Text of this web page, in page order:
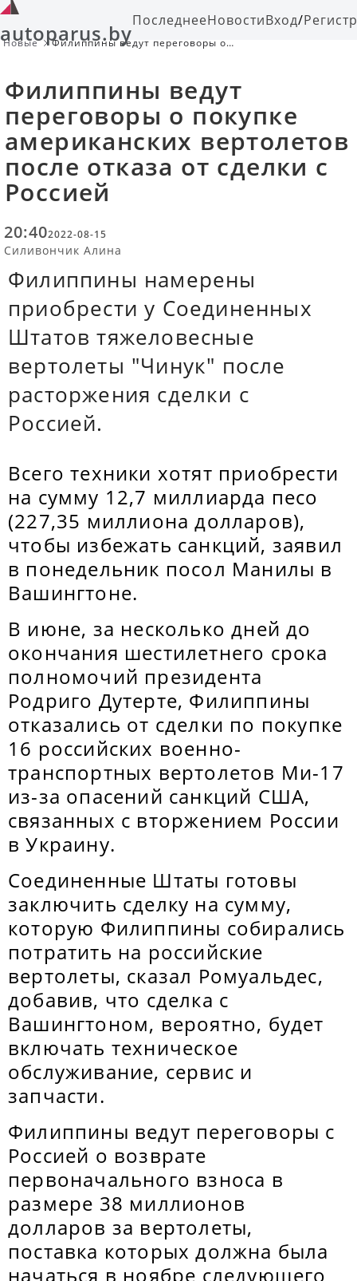
autoparus.byПоследнееНовостиВход/
Новые
Филиппины ведут переговоры о
Филиппины ведут
переговоры о покупке
американских вертолетов
после отказа от сделки с
Россией
20:402022-08-15
Силивончик Алина
Филиппины намерены
приобрести у Соединенных
Штатов тяжеловесные
вертолеты "Чинук" после
расторжения сделки с
Россией.
Всего техники хотят приобрести
на сумму 12,7 миллиарда песо
(227,35 миллиона долларов),
чтобы избежать санкций, заявил
в понедельник посол Манилы в
Вашингтоне.
В июне, за несколько дней до
окончания шестилетнего срока
полномочий президента
Родриго Дутерте, Филиппины
отказались от сделки по покупке
16 российских военно-
транспортных вертолетов Ми-17
из-за опасений санкций США,
связанных с вторжением России
в Украину.
Соединенные Штаты готовы
заключить сделку на сумму,
которую Филиппины собирались
потратить на российские
вертолеты, сказал Ромуальдес,
добавив, что сделка с
Вашингтоном, вероятно, будет
включать техническое
обслуживание, сервис и
запчасти.
Филиппины ведут переговоры с
Россией о возврате
первоначального взноса в
размере 38 миллионов
долларов за вертолеты,
поставка которых должна была
начаться в ноябре следующего